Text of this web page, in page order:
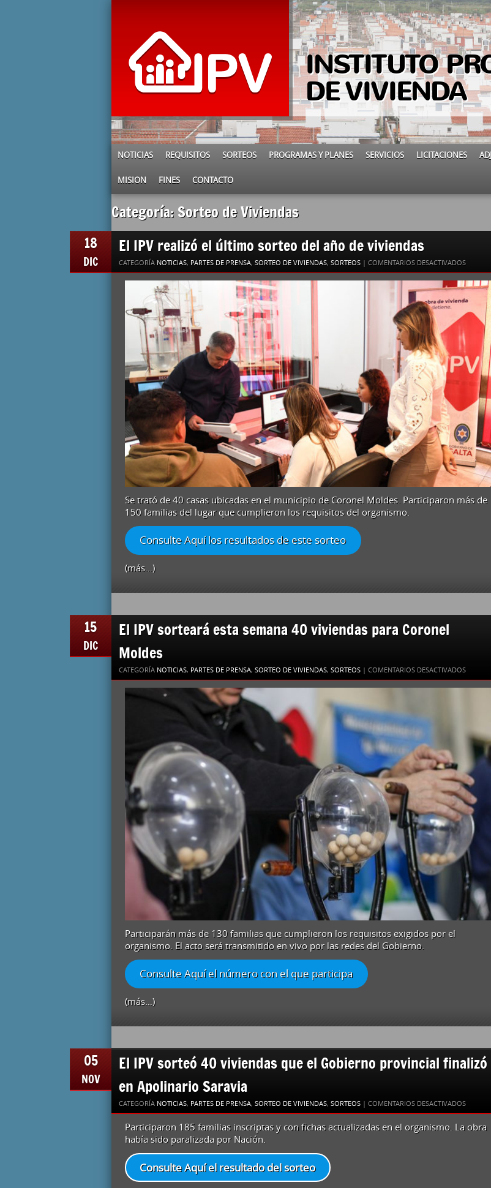
INSTITUTO
DE VIVIENDA
NOTICIAS REQUISITOS SORTEOS PROGRAMAS Y PLANES SERVICIOS LICITACIONES
MISION FINES CONTACTO
Categoría: Sorteo de Viviendas
18
DIC
El IPV realizó el último sorteo del año de viviendas
CATEGORÍA NOTICIAS, PARTES DE PRENSA, SORTEO DE VIVIENDAS, SORTEOS | COMENTARIOS DESACTIVADOSEN
EL
IPV
REALIZÓ
EL
ÚLTIMO
SORTEO
AÑO
DE
Se trató de 40 casas ubicadas en el municipio de Coronel Moldes. Participaron más de
150 familias del lugar que cumplieron los requisitos del organismo.
Consulte Aquí los resultados de este sorteo
(más…)
15
DIC
El IPV sorteará esta semana 40 viviendas para Coronel
Moldes
CATEGORÍA NOTICIAS, PARTES DE PRENSA, SORTEO DE VIVIENDAS, SORTEOS COMENTARIOS DESACTIVADOSEN
EL
PARA
MOLDES
Participarán más de 130 familias que cumplieron los requisitos exigidos por el
organismo. El acto será transmitido en vivo por las redes del Gobierno.
Consulte Aquí el número con el que participa
(más…)
05
NOV
El IPV sorteó 40 viviendas que el Gobierno provincial finalizó
en Apolinario Saravia
CATEGORÍA NOTICIAS, PARTES DE PRENSA, SORTEO DE VIVIENDAS, SORTEOS COMENTARIOS DESACTIVADOSEN
EL
IPV
Participaron 185 familias inscriptas y con fichas actualizadas en el organismo. La obra
había sido paralizada por Nación.
Consulte Aquí el resultado del sorteo